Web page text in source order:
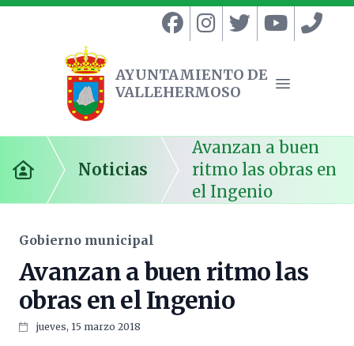
Ayuntamiento de Vallehermoso
AYUNTAMIENTO DE
VALLEHERMOSO
Abrir
Inicio Noticias
Avanzan a buen
ritmo las obras en
el Ingenio
Gobierno municipal
Avanzan a buen ritmo las
obras en el Ingenio
jueves, 15 marzo 2018